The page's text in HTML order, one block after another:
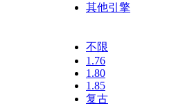
其他引擎
不限
1.76
1.80
1.85
复古